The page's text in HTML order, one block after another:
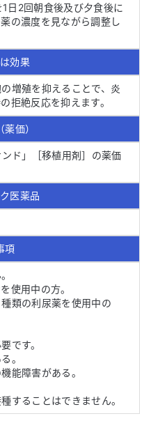
日2回朝食後及び夕食後に
の濃度を見ながら調整し
効果
増殖を抑えることで、炎
拒絶反応を抑えます。
価）
ド」［移植用剤］の薬価
医薬品
項
使用中の方。
類の利尿薬を使用中の
です。
。
能障害がある。
することはできません。